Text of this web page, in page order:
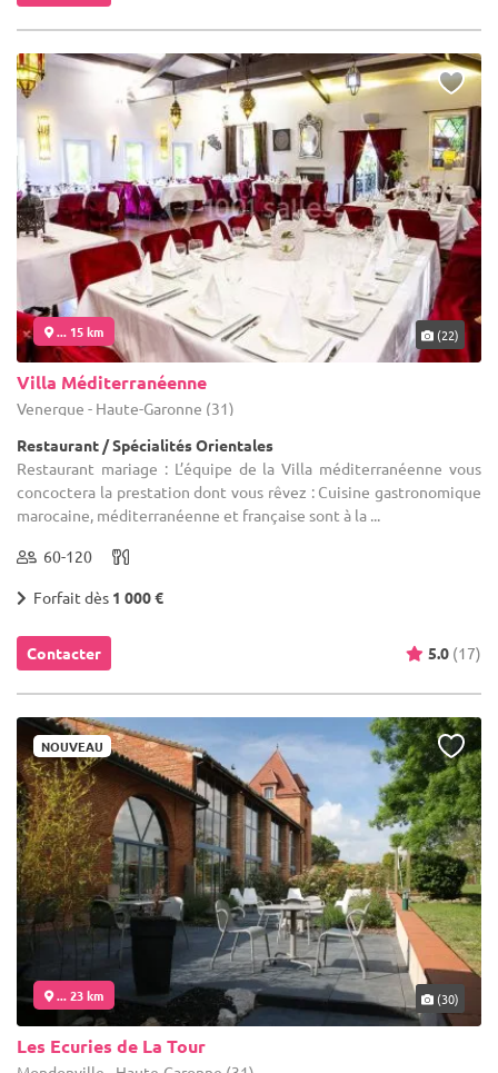
... 15 km (22)
Villa Méditerranéenne
Venerque - Haute-Garonne (31)
Restaurant / Spécialités Orientales
Restaurant mariage : L’équipe de la Villa méditerranéenne vous
concoctera la prestation dont vous rêvez : Cuisine gastronomique
marocaine, méditerranéenne et française sont à la ...
60-120
Forfait dès 1 000 €
Contacter 5.0 (17)
NOUVEAU
... 23 km (30)
Les Ecuries de La Tour